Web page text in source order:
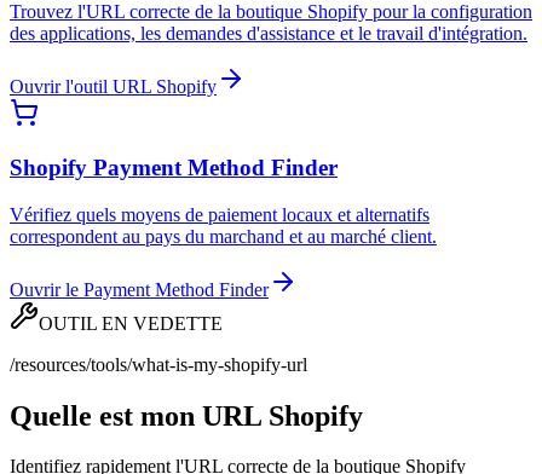
Trouvez l'URL correcte de la boutique Shopify pour la configuration
des applications, les demandes d'assistance et le travail d'intégration.
Ouvrir l'outil URL Shopify
Shopify Payment Method Finder
Vérifiez quels moyens de paiement locaux et alternatifs
correspondent au pays du marchand et au marché client.
Ouvrir le Payment Method Finder
OUTIL EN VEDETTE
/resources/tools/what-is-my-shopify-url
Quelle est mon URL Shopify
Identifiez rapidement l'URL correcte de la boutique Shopify